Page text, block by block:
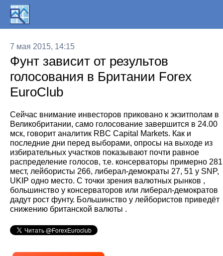
7 мая 2015, 14:15
Фунт зависит от результов
голосования в Британии Forex
EuroClub
Сейчас внимание инвесторов приковано к экзитполам в
Великобритании, само голосование завершится в 24.00
мск, говорит аналитик RBC Capital Markets. Как и
последние дни перед выборами, опросы на выходе из
избирательных участков показывают почти равное
распределение голосов, т.е. консерваторы примерно 281
мест, лейбористы 266, либерал-демократы 27, 51 у SNP,
UKIP одно место. С точки зрения валютных рынков ,
большинство у консерваторов или либерал-демократов
дадут рост фунту. Большинство у лейбористов приведёт
снижению британской валюты .